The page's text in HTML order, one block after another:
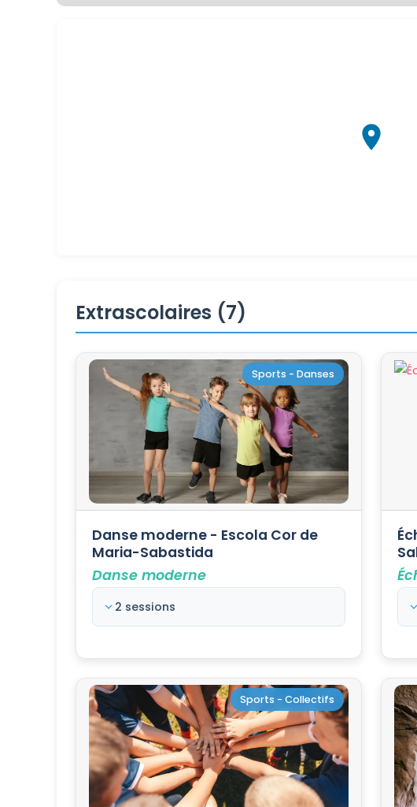
Extrascolaires (7)
Sports - Danses
Danse moderne - Escola Cor de
Maria-Sabastida
Danse moderne
2 sessions
Sports - Collectifs